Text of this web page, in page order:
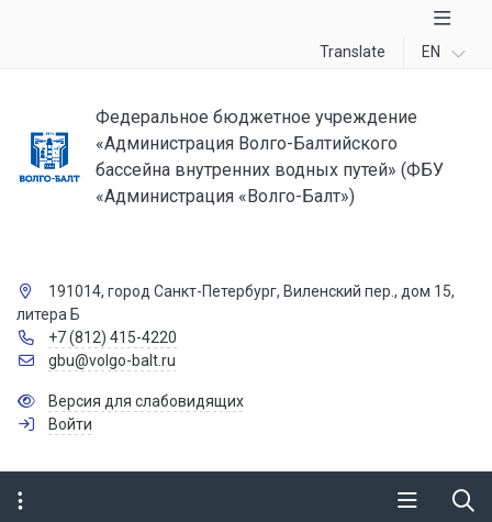
Translate EN
Федеральное бюджетное учреждение
«Администрация Волго-Балтийского
бассейна внутренних водных путей» (ФБУ
«Администрация «Волго-Балт»)
191014, город Санкт-Петербург, Виленский пер., дом 15,
литера Б
+7 (812) 415-4220
gbu@volgo-balt.ru
Версия для слабовидящих
Войти